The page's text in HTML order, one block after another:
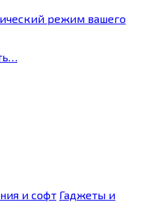
режим вашего
и софт Гаджеты и